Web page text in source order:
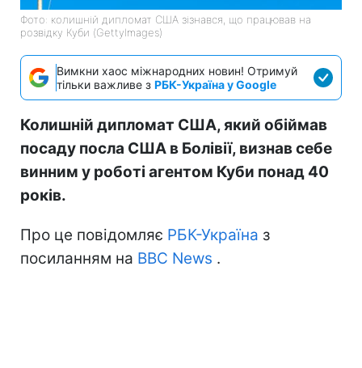
Фото: колишній дипломат США зізнався, що працював на
розвідку Куби (GettyImages)
Вимкни хаос міжнародних новин! Отримуй
тільки важливе з РБК-Україна у Google
Колишній дипломат США, який обіймав
посаду посла США в Болівії, визнав себе
винним у роботі агентом Куби понад 40
років.
Про це повідомляє РБК-Україна з
посиланням на BBC News .